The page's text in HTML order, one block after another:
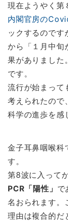
現在ようやく第
内閣官房の
ックするのです
から「１月中旬
果がありました
です。
流行が始まって
考えられたので
科学の進歩を感
金子耳鼻咽喉科
す。
第8波に入って
PCR「陽性」 で
名おられます。
理由は複合的だ